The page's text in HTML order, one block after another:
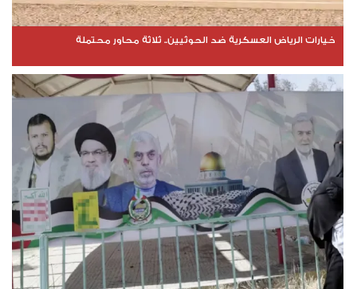
خيارات الرياض العسكرية ضد الحوثيين.. ثلاثة محاور محتملة